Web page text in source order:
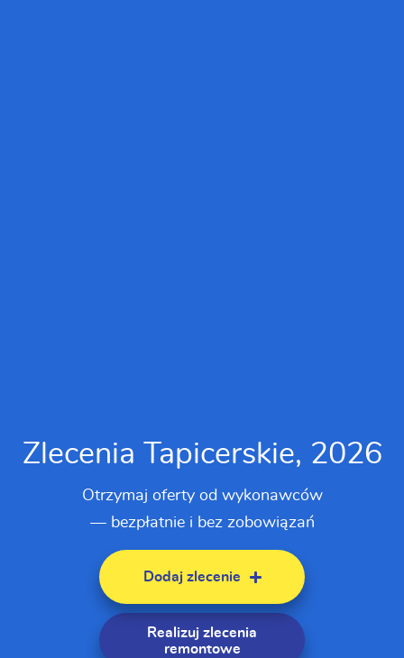
Zlecenia Tapicerskie, 2026
Otrzymaj oferty od wykonawców
— bezpłatnie i bez zobowiązań
Dodaj zlecenie
Realizuj zlecenia
remontowe